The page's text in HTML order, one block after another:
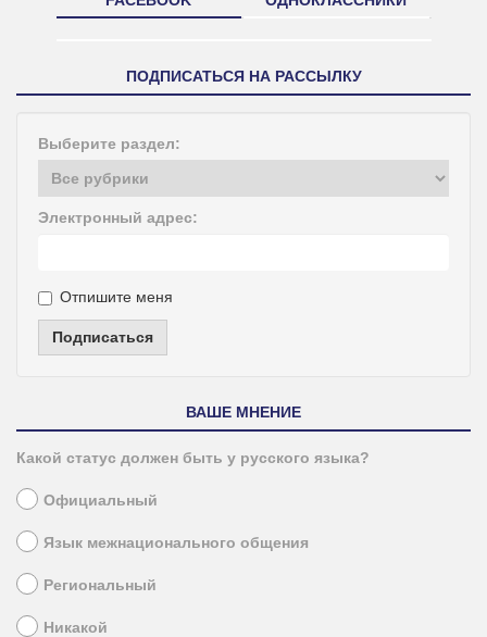
ПОДПИСАТЬСЯ НА РАССЫЛКУ
Выберите раздел:
Электронный адрес:
Отпишите меня
Подписаться
ВАШЕ МНЕНИЕ
Какой статус должен быть у русского языка?
Официальный
Язык межнационального общения
Региональный
Никакой